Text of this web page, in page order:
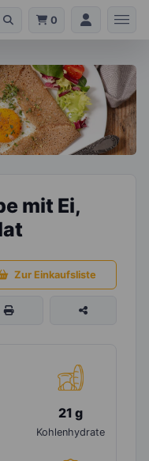
0
mit Ei,
Zur Einkaufsliste
21 g
Kohlenhydrate